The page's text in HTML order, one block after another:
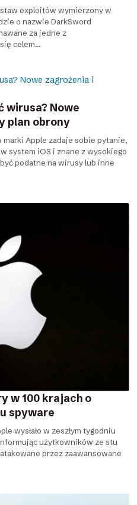
exploitów wymierzony w
o nazwie DarkSword
za jedne z
celem...
wirusa? Nowe
plan obrony
Apple zadaje sobie pytanie,
system iOS i znane z wysokiego
podatne na wirusy lub inne
w 100 krajach o
spyware
wysłało w zeszłym tygodniu
użytkowników ze stu
przez zaawansowane